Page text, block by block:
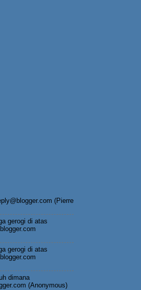
(Pierre
gerogi di atas
gerogi di atas
dimana
(Anonymous)